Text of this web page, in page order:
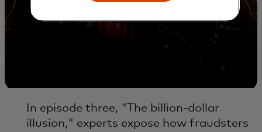
In episode three, "The billion-dollar
illusion," experts expose how fraudsters